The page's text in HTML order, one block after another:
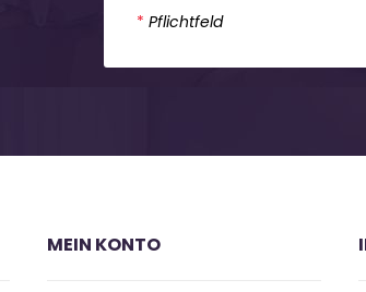
* Pflichtfeld
MEIN KONTO